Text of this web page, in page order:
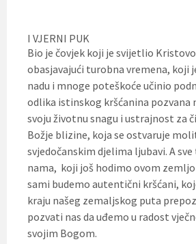
I VJERNI PUK
Bio je čovjek koji je svijetlio
obasjavajući turobna vremena, koji
nadu i mnoge poteškoće učinio
odlika istinskog kršćanina pozvana
svoju životnu snagu i ustrajnost za
Božje blizine, koja se ostvaruje
svjedočanskim djelima ljubavi. A sve
nama, koji još hodimo ovom
sami budemo autentični kršćani,
kraju našeg zemaljskog puta
pozvati nas da uđemo u radost
svojim Bogom.